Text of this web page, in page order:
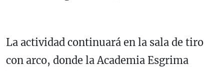
La actividad continuará en la sala de tiro
con arco, donde la Academia Esgrima